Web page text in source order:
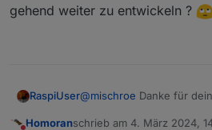
gehend weiter zu entwickeln ?
RaspiUser@mischroe Danke für
@mischroesagte in
Homoranschrieb am 4. März 2024,